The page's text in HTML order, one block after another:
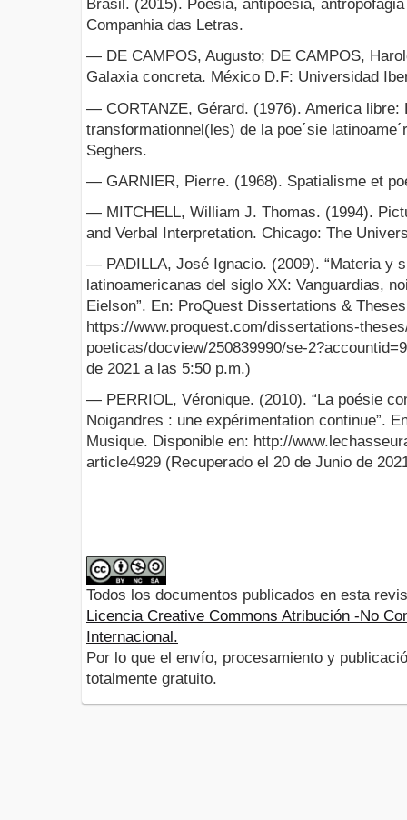
Brasil. (2015). Poesia, antipoesia,
Companhia das Letras.
— DE CAMPOS, Augusto; DE CAMPOS,
Galaxia concreta. México D.F: Universidad
— CORTANZE, Gérard. (1976). America libre:
transformationnel(les) de la poe´sie
Seghers.
— GARNIER, Pierre. (1968). Spatialisme et
— MITCHELL, William J. Thomas. (1994).
and Verbal Interpretation. Chicago: The
— PADILLA, José Ignacio. (2009). “Materia y
latinoamericanas del siglo XX: Vanguardias,
Eielson”. En: ProQuest Dissertations &
https://www.proquest.com/dissertations-
poeticas/docview/250839990/se-
de 2021 a las 5:50 p.m.)
— PERRIOL, Véronique. (2010). “La poésie
Noigandres : une expérimentation continue”.
Musique. Disponible en: http://
article4929 (Recuperado el 20 de Junio de
Todos los documentos publicados en esta
Licencia Creative Commons Atribución -No
Internacional.
Por lo que el envío, procesamiento y
totalmente gratuito.